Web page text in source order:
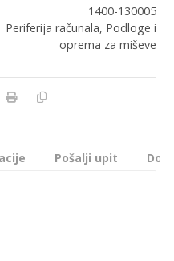
1400-130005
Periferija računala, Podloge i
oprema za miševe
Pošalji upit